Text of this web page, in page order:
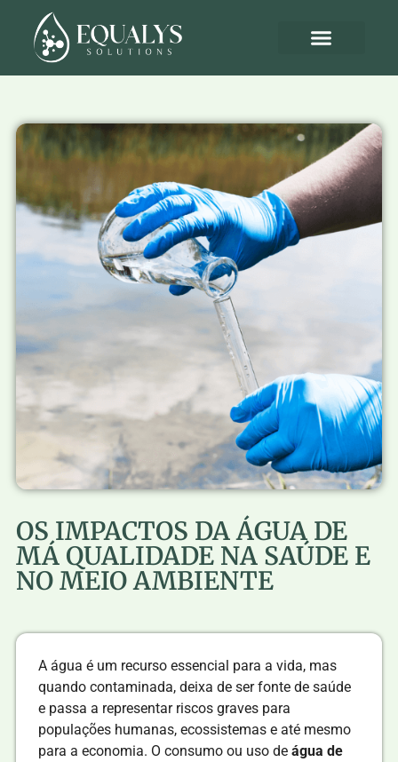
OS IMPACTOS DA ÁGUA DE
MÁ QUALIDADE NA SAÚDE E
NO MEIO AMBIENTE
A água é um recurso essencial para a vida, mas
quando contaminada, deixa de ser fonte de saúde
e passa a representar riscos graves para
populações humanas, ecossistemas e até mesmo
para a economia. O consumo ou uso de água de